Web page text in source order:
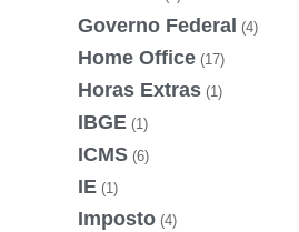
Governo Federal (4)
Home Office (17)
Horas Extras (1)
IBGE (1)
ICMS (6)
IE (1)
Imposto (4)